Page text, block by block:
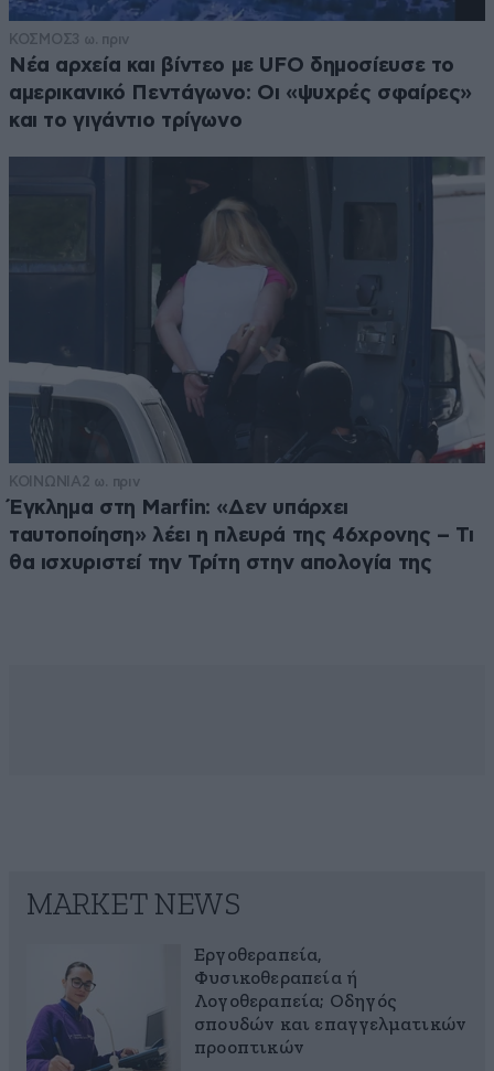
ΚΟΣΜΟΣ3 ω. πριν
Νέα αρχεία και βίντεο με UFO δημοσίευσε το
αμερικανικό Πεντάγωνο: Οι «ψυχρές σφαίρες»
και το γιγάντιο τρίγωνο
ΚΟΙΝΩΝΙΑ2 ω. πριν
Έγκλημα στη Marfin: «Δεν υπάρχει
ταυτοποίηση» λέει η πλευρά της 46χρονης – Τι
θα ισχυριστεί την Τρίτη στην απολογία της
MARKET NEWS
Εργοθεραπεία,
Φυσικοθεραπεία ή
Λογοθεραπεία; Οδηγός
σπουδών και επαγγελματικών
προοπτικών